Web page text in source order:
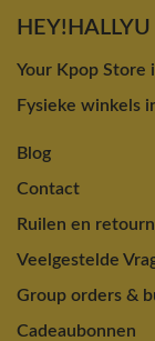
HEY!HALLYU
Your Kpop Store
Fysieke winkels
Blog
Contact
Ruilen en
Veelgestelde
Group orders &
Cadeaubonnen